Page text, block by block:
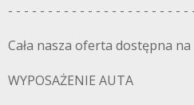
- - - - - - - - - - - - - - - - - - - - - - -
Cała nasza oferta dostępna
WYPOSAŻENIE AUTA